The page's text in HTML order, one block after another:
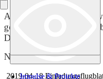
Impulse & Projekte
Impulse & Projekte
Als Referenten konnten
gewinnen. Anschließend
Diskussion.
Näheres im Flyer:
2019-04-18